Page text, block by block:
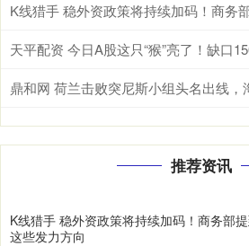
K线猎手 稳外资政策将持续加码！商务
鼎和网 荷兰击败突尼斯小组头名出线
推荐资讯
K线猎手 稳外资政策将持续加码！商务部
这些发力方向